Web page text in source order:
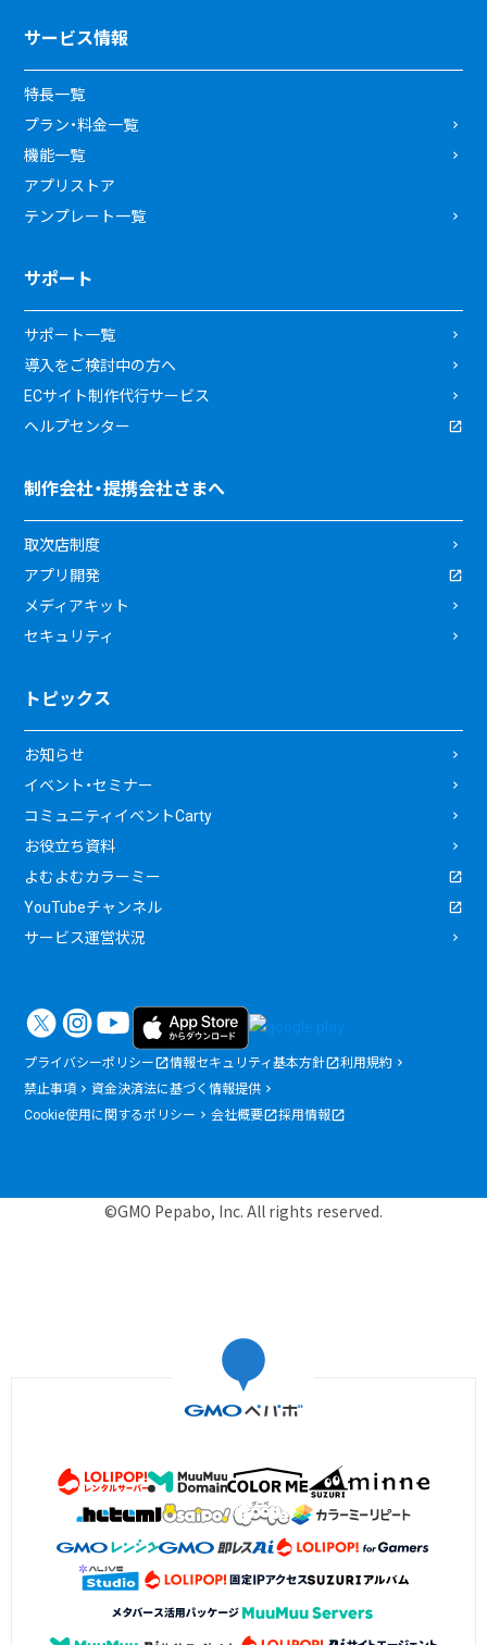
サービス情報
特長一覧
プラン・料金一覧
機能一覧
アプリストア
テンプレート一覧
サポート
サポート一覧
導入をご検討中の方へ
ECサイト制作代行サービス
ヘルプセンター
制作会社・提携会社さまへ
取次店制度
アプリ開発
メディアキット
セキュリティ
トピックス
お知らせ
イベント・セミナー
コミュニティイベントCarty
お役立ち資料
よむよむカラーミー
YouTubeチャンネル
サービス運営状況
プライバシーポリシー 情報セキュリティ基本方針
利用規約
禁止事項
資金決済法に基づく情報提供
Cookie使用に関するポリシー
会社概要 採用情報
©GMO Pepabo, Inc. All rights reserved.